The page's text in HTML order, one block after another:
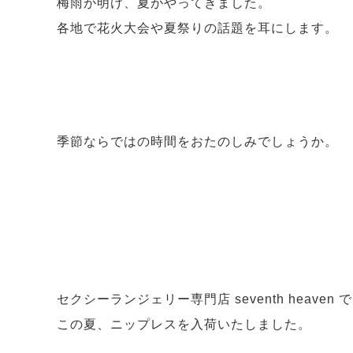
梅雨が明け、夏がやってきました。
各地で花火大会や夏祭りの話題を耳にします。
季節ならではの時間をおたのしみでしょうか。
セクシーランジェリー専門店 seventh heaven
この夏、ニップレスを入荷いたしました。